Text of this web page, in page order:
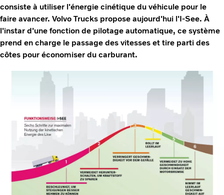
consiste à utiliser l'énergie cinétique du véhicule pour le
faire avancer. Volvo Trucks propose aujourd'hui l'I-See. À
l'instar d'une fonction de pilotage automatique, ce système
prend en charge le passage des vitesses et tire parti des
côtes pour économiser du carburant.